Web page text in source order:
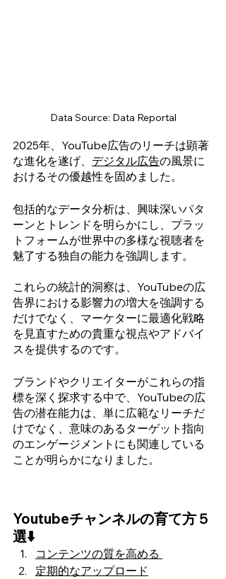
Data Source: Data Reportal
2025年、YouTube広告のリーチは顕著
な進化を遂げ、 デジタル広告の風景に
おけるその優越性を固めました。
包括的なデータ分析は、興味深いパタ
ーンとトレンドを明らかにし、プラッ
トフォームが世界中の多様な視聴者を
魅了する独自の能力を強調します。
これらの統計的洞察は、YouTubeの広
告界における影響力の増大を強調する
だけでなく、マーケターに最適化戦略
を見直すための貴重な視点やアドバイ
スを提供するのです。
ブランドやクリエイターがこれらの指
標を深く探求する中で、YouTubeの広
告の潜在能力は、単に広範なリーチだ
けでなく、意味のあるターゲット指向
のエンゲージメントにも関連している
ことが明らかになりました。
Youtubeチャンネルの育て方５
選⬇️
コンテンツの質を高める
定期的なアップロード